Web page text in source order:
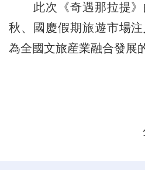
此次《奇遇那拉提》
秋、國慶假期旅遊市場
為全國文旅産業融合發展